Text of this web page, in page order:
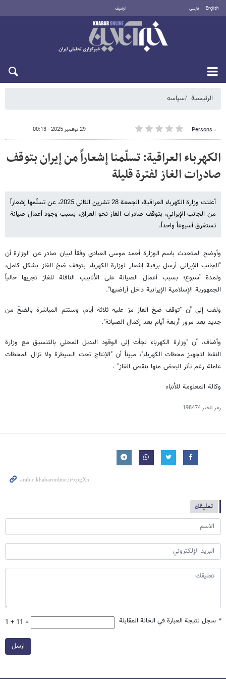
English فارسی أرشيف
الرئيسية سیاسه
٠ Persons 29 نوفمبر 2025 - 00:13
الكهرباء العراقية: تسلّمنا إشعاراً من إيران بتوقف
صادرات الغاز لفترة قليلة
أعلنت وزارة الكهرباء العراقية، الجمعة 28 تشرين الثاني 2025، عن تسلًمها إشعاراً
من الجانب الإيراني، بتوقف صادرات الغاز نحو العراق، بسبب وجود أعمال صيانة
تستغرق أسبوعاً واحداً.
وأوضح المتحدث باسم الوزارة أحمد موسى العبادي وفقاً لبيان صادر عن الوزارة أن
"الجانب الإيِراني أرسل برقية إشعار لوزارة الكهرباء بتوقف ضخ الغاز بشكل كامل،
ولمدة أسبوع؛ بسبب أعمال الصيانة على الأنابيب الناقلة للغاز تجريها حالياً
الجمهورية الإسلامية الإيرانية داخل أراضيها".
ولفت إلى أن "توقف ضخ الغاز مرّ عليه ثلاثة أيام، وستتم المباشرة بالضخّ من
جديد بعد مرور أربعة أيام بعد إكمال الصيانة".
وأضاف، أن "وزارة الكهرباء لجأت إلى الوقود البديل المحلي بالتنسيق مع وزارة
النفط لتجهيز محطات الكهرباء"، مبيناً أن "الإنتاج تحت السيطرة ولا تزال المحطات
عاملة رغم تأثر البعض منها بنقص الغاز" .
وكالة المعلومة للأنباء
رمز الخبر198474
تعليقك
* سجل نتيجة العبارة في الخانة المقابلة 1 + 11 =
ارسل